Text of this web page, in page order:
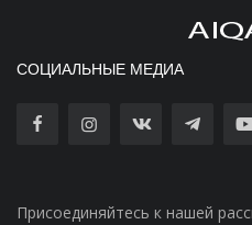
СОЦИАЛЬНЫЕ МЕДИА
Присоединяйтесь к нашей